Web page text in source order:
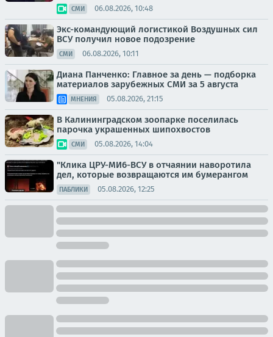
СМИ 06.08.2026, 10:48
Экс-командующий логистикой Воздушных сил
ВСУ получил новое подозрение
СМИ 06.08.2026, 10:11
Диана Панченко: Главное за день — подборка
материалов зарубежных СМИ за 5 августа
МНЕНИЯ 05.08.2026, 21:15
В Калининградском зоопарке поселилась
парочка украшенных шипохвостов
СМИ 05.08.2026, 14:04
"Клика ЦРУ-МИ6-ВСУ в отчаянии наворотила
дел, которые возвращаются им бумерангом
ПАБЛИКИ 05.08.2026, 12:25